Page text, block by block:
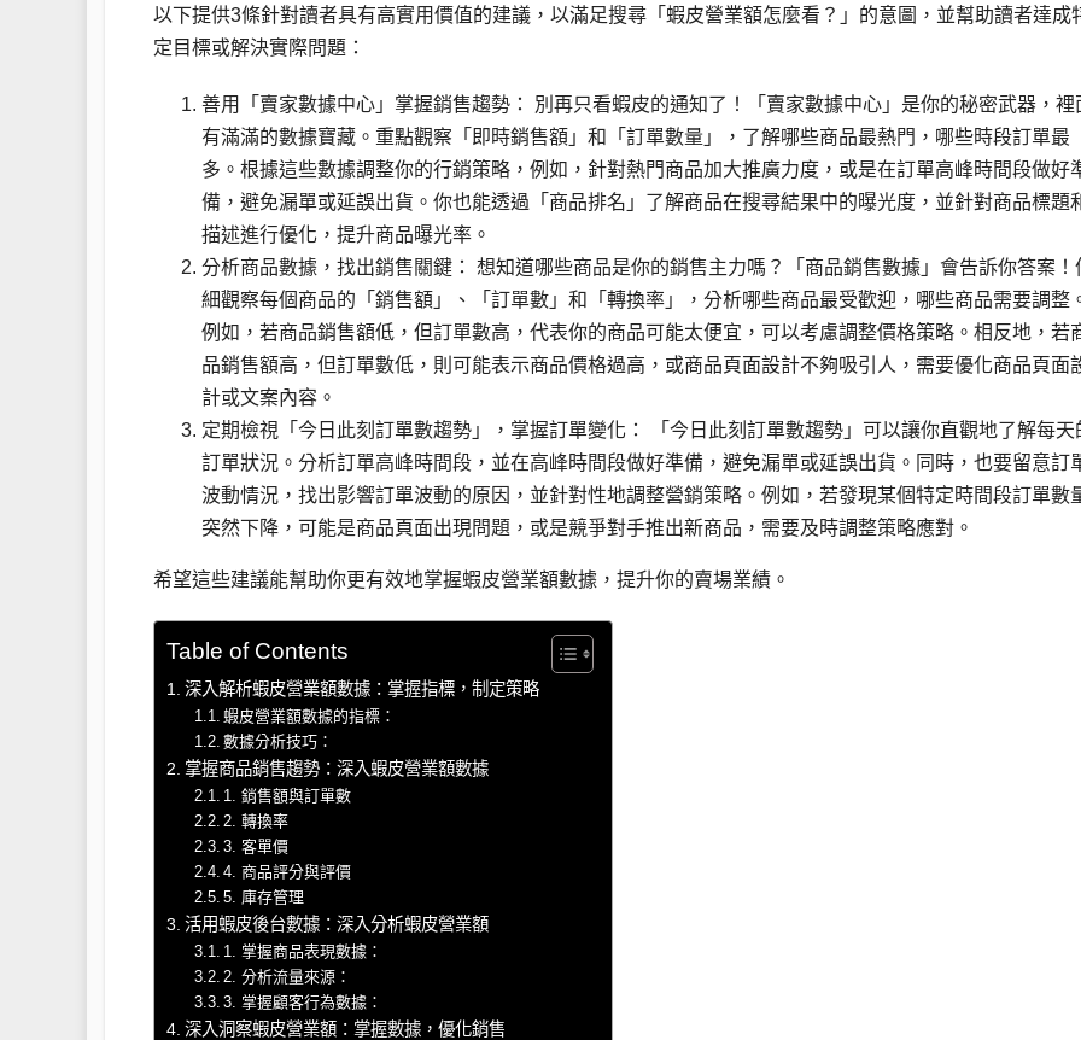
以下提供3條針對讀者具有高實用價值的建議，以滿足搜尋「蝦皮營業額怎麼看？」的意圖，並幫助讀者達成
定目標或解決實際問題：
善用「賣家數據中心」掌握銷售趨勢： 別再只看蝦皮的通知了！「賣家數據中心」是你的秘密武器，裡
有滿滿的數據寶藏。重點觀察「即時銷售額」和「訂單數量」，了解哪些商品最熱門，哪些時段訂單最
多。根據這些數據調整你的行銷策略，例如，針對熱門商品加大推廣力度，或是在訂單高峰時間段做好
備，避免漏單或延誤出貨。你也能透過「商品排名」了解商品在搜尋結果中的曝光度，並針對商品標題
描述進行優化，提升商品曝光率。
分析商品數據，找出銷售關鍵： 想知道哪些商品是你的銷售主力嗎？「商品銷售數據」會告訴你答案！
細觀察每個商品的「銷售額」、「訂單數」和「轉換率」，分析哪些商品最受歡迎，哪些商品需要調整
例如，若商品銷售額低，但訂單數高，代表你的商品可能太便宜，可以考慮調整價格策略。相反地，若
品銷售額高，但訂單數低，則可能表示商品價格過高，或商品頁面設計不夠吸引人，需要優化商品頁面
計或文案內容。
定期檢視「今日此刻訂單數趨勢」，掌握訂單變化： 「今日此刻訂單數趨勢」可以讓你直觀地了解每天
訂單狀況。分析訂單高峰時間段，並在高峰時間段做好準備，避免漏單或延誤出貨。同時，也要留意訂
波動情況，找出影響訂單波動的原因，並針對性地調整營銷策略。例如，若發現某個特定時間段訂單數
突然下降，可能是商品頁面出現問題，或是競爭對手推出新商品，需要及時調整策略應對。
希望這些建議能幫助你更有效地掌握蝦皮營業額數據，提升你的賣場業績。
Table of Contents
深入解析蝦皮營業額數據：掌握指標，制定策略
蝦皮營業額數據的指標：
數據分析技巧：
掌握商品銷售趨勢：深入蝦皮營業額數據
1. 銷售額與訂單數
2. 轉換率
3. 客單價
4. 商品評分與評價
5. 庫存管理
活用蝦皮後台數據：深入分析蝦皮營業額
1. 掌握商品表現數據：
2. 分析流量來源：
3. 掌握顧客行為數據：
深入洞察蝦皮營業額：掌握數據，優化銷售